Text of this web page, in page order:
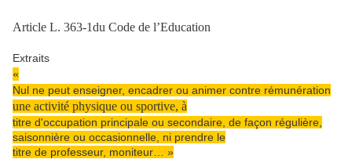
Article L. 363-1du Code de l’Education
Extraits
«
Nul ne peut enseigner, encadrer ou animer contre rémunération
une activité physique ou sportive, à
titre d'occupation principale ou secondaire, de façon régulière,
saisonnière ou occasionnelle, ni prendre le
titre de professeur, moniteur… »